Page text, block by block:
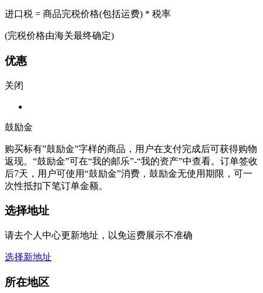
进口税 = 商品完税价格(包括运费) * 税率
(完税价格由海关最终确定)
优惠
关闭
鼓励金
购买标有”鼓励金”字样的商品，用户在支付完成后可获得购物
返现。“鼓励金”可在“我的邮乐”-“我的资产”中查看。订单签收
后7天，用户可使用“鼓励金”消费，鼓励金无使用期限，可一
次性抵扣下笔订单金额。
选择地址
请去个人中心更新地址，以免运费展示不准确
选择新地址
所在地区